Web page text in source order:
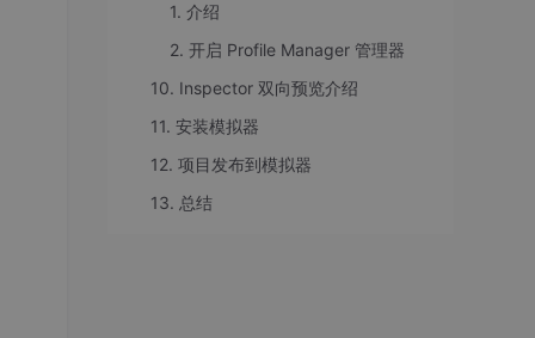
1. 介绍
2. 开启 Profile Manager 管理器
10. Inspector 双向预览介绍
11. 安装模拟器
12. 项目发布到模拟器
13. 总结